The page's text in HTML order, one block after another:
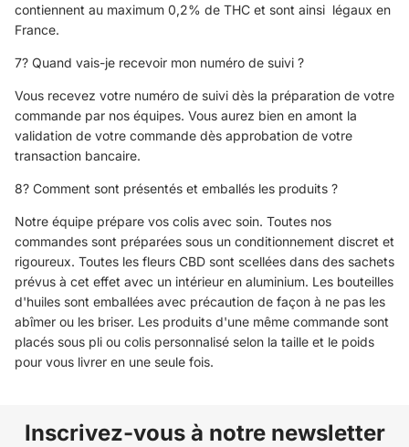
contiennent au maximum 0,2% de THC et sont ainsi légaux en
France.
7? Quand vais-je recevoir mon numéro de suivi ?
Vous recevez votre numéro de suivi dès la préparation de votre
commande par nos équipes. Vous aurez bien en amont la
validation de votre commande dès approbation de votre
transaction bancaire.
8? Comment sont présentés et emballés les produits ?
Notre équipe prépare vos colis avec soin. Toutes nos
commandes sont préparées sous un conditionnement discret et
rigoureux. Toutes les fleurs CBD sont scellées dans des sachets
prévus à cet effet avec un intérieur en aluminium. Les bouteilles
d'huiles sont emballées avec précaution de façon à ne pas les
abîmer ou les briser. Les produits d'une même commande sont
placés sous pli ou colis personnalisé selon la taille et le poids
pour vous livrer en une seule fois.
Inscrivez-vous à notre newsletter